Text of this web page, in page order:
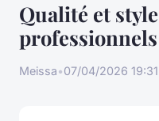
Qualité et
Meissa•07/04/2026 19:31